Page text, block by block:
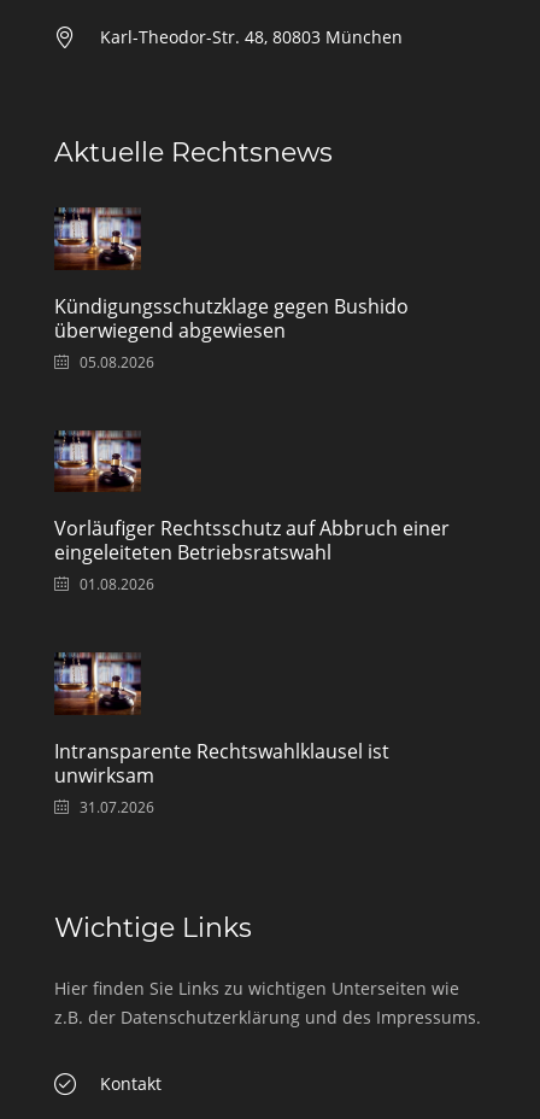
Karl-Theodor-Str. 48, 80803 München
Aktuelle Rechtsnews
Kündigungsschutzklage gegen Bushido
überwiegend abgewiesen
05.08.2026
Vorläufiger Rechtsschutz auf Abbruch einer
eingeleiteten Betriebsratswahl
01.08.2026
Intransparente Rechtswahlklausel ist
unwirksam
31.07.2026
Wichtige Links
Hier finden Sie Links zu wichtigen Unterseiten wie
z.B. der Datenschutzerklärung und des Impressums.
Kontakt